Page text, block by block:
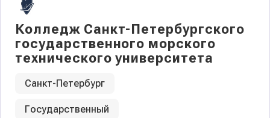
Колледж Санкт-Петербургского
государственного морского
технического университета
Санкт-Петербург
Государственный